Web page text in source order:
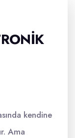
kendine
Ama